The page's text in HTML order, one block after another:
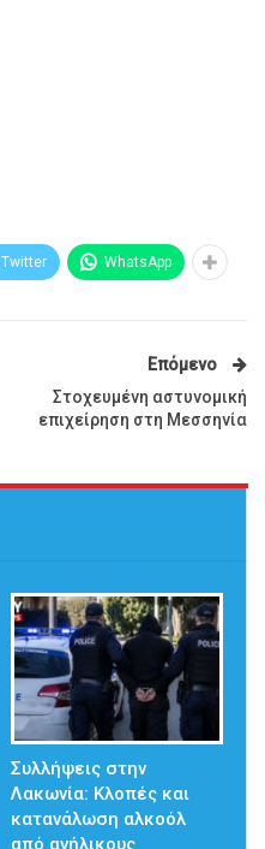
Twitter WhatsApp
Επόμενο
Στοχευμένη αστυνομική
επιχείρηση στη Μεσσηνία
Συλλήψεις στην
Λακωνία: Κλοπές και
κατανάλωση αλκοόλ
από ανήλικους